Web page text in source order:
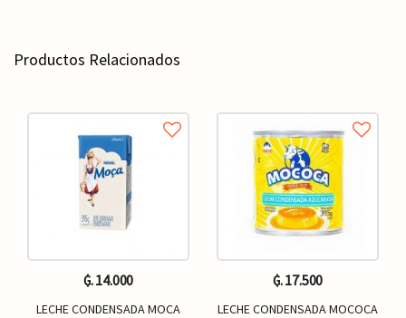
Productos Relacionados
₲. 14.000
LECHE CONDENSADA MOCA
₲. 17.500
LECHE CONDENSADA MOCOCA